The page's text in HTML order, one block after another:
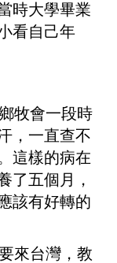
時大學畢業
看自己年
牧會一段時
，一直查不
這樣的病在
了五個月，
該有好轉的
來台灣，教